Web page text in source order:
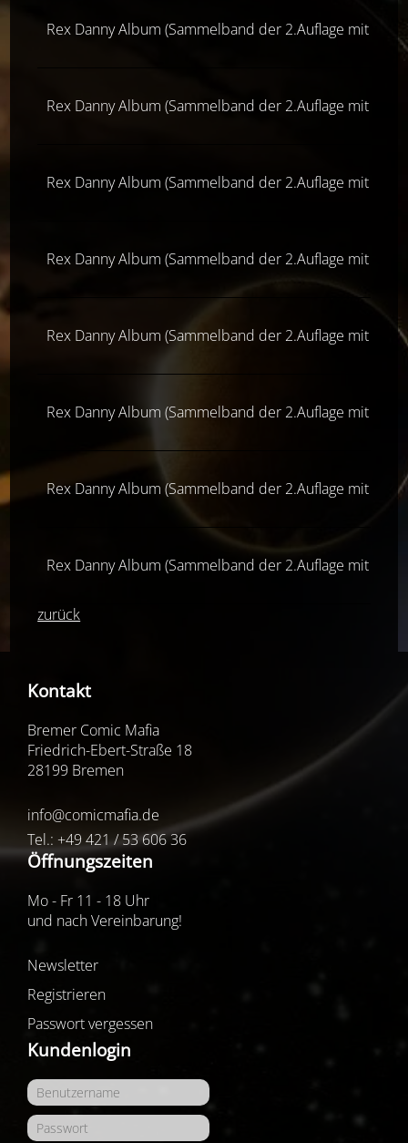
Rex Danny Album (Sammelband der 2.Auflage mit 4
Rex Danny Album (Sammelband der 2.Auflage mit 4
Rex Danny Album (Sammelband der 2.Auflage mit 4
Rex Danny Album (Sammelband der 2.Auflage mit 4
Rex Danny Album (Sammelband der 2.Auflage mit 4
Rex Danny Album (Sammelband der 2.Auflage mit 4
Rex Danny Album (Sammelband der 2.Auflage mit 4
Rex Danny Album (Sammelband der 2.Auflage mit 4
zurück
Kontakt
Bremer Comic Mafia
Friedrich-Ebert-Straße 18
28199 Bremen
info@comicmafia.de
Tel.: +49 421 / 53 606 36
Öffnungszeiten
Mo - Fr 11 - 18 Uhr
und nach Vereinbarung!
Newsletter
Registrieren
Passwort vergessen
Kundenlogin